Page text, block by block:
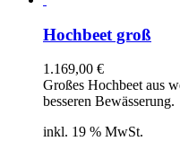
Hochbeet groß
1.169,00 €
Großes Hochbeet aus
besseren Bewässerung.
inkl. 19 % MwSt.